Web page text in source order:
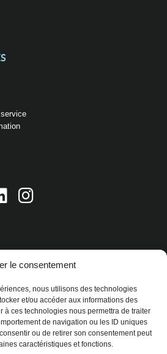
le consentement
nous utilisons des technologies
et/ou accéder aux informations des
à ces technologies nous permettra de traiter
de navigation ou les ID uniques
ou de retirer son consentement peut
caractéristiques et fonctions.